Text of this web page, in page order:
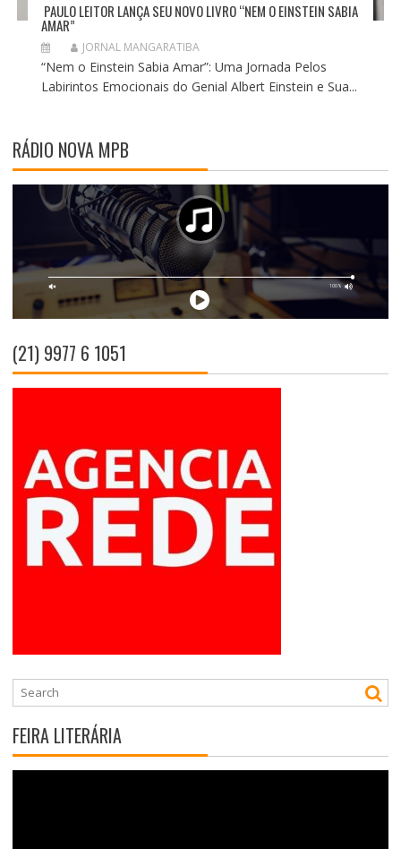
PAULO LEITOR LANÇA SEU NOVO LIVRO “NEM O EINSTEIN SABIA
AMAR”
JORNAL MANGARATIBA
“Nem o Einstein Sabia Amar”: Uma Jornada Pelos
Labirintos Emocionais do Genial Albert Einstein e Sua...
RÁDIO NOVA MPB
(21) 9977 6 1051
FEIRA LITERÁRIA